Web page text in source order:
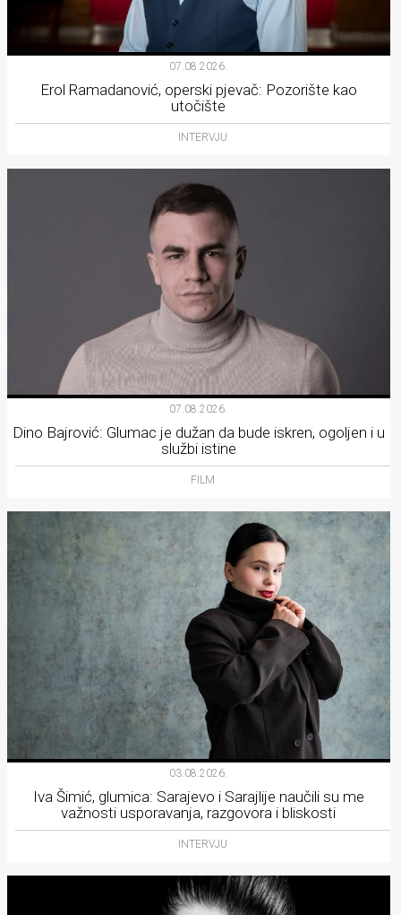
07.08.2026.
Erol Ramadanović, operski pjevač: Pozorište kao
utočište
INTERVJU
07.08.2026.
Dino Bajrović: Glumac je dužan da bude iskren, ogoljen i u
službi istine
FILM
03.08.2026.
Iva Šimić, glumica: Sarajevo i Sarajlije naučili su me
važnosti usporavanja, razgovora i bliskosti
INTERVJU